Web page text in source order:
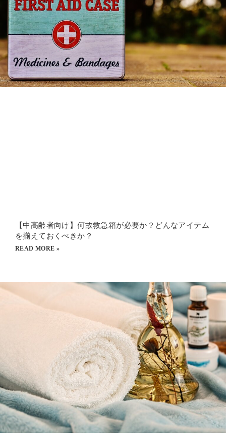
【中高齢者向け】何故救急箱が必要か？どんなアイテム
を揃えておくべきか？
READ MORE »